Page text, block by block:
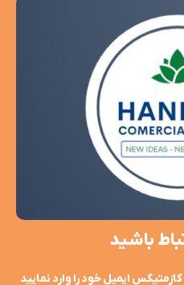
باشید
ایمیل خود را وارد نمایید